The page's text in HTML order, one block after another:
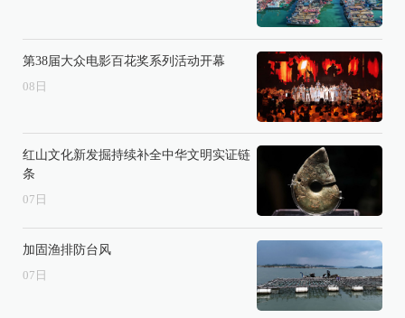
第38届大众电影百花奖系列活动开幕
08 日
红山文化新发掘持续补全中华文明实证链
条
07 日
加固渔排防台风
07 日